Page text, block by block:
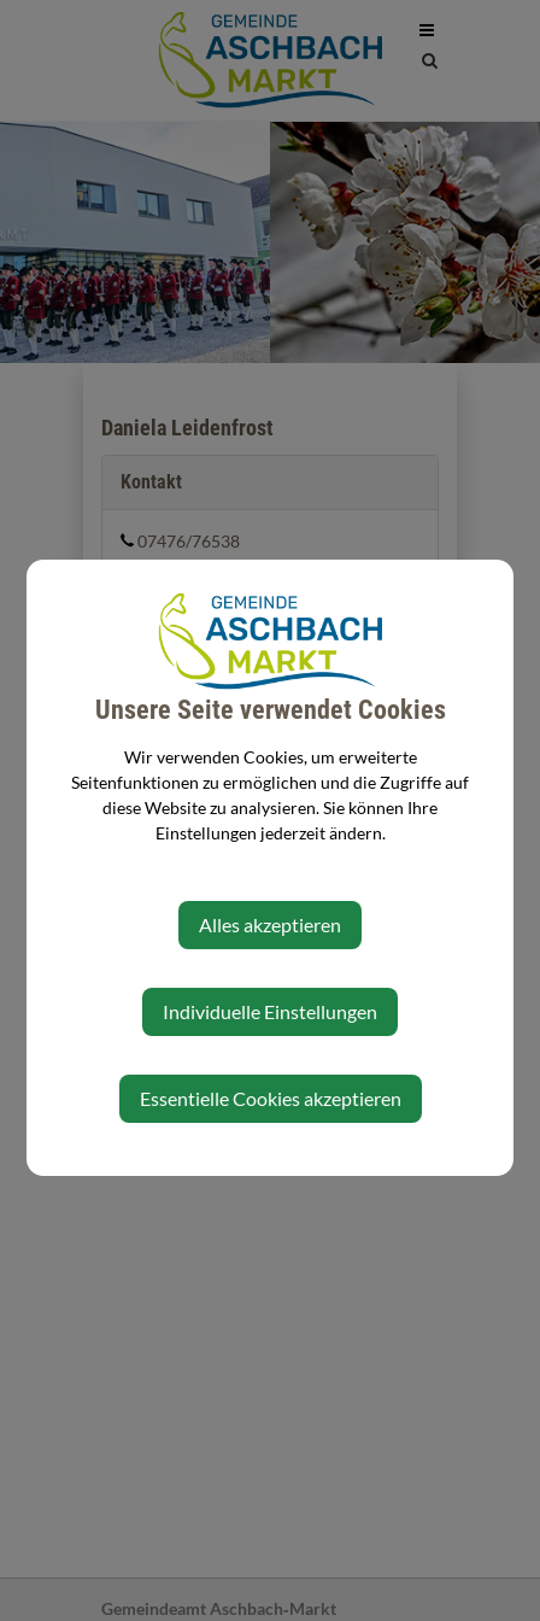
Site
Daniela Leidenfrost
Kontakt
07476/76538
Adresse
Rathausplatz 2
3361 Aschbach-Markt
Zuständigkeit
⇐ zurück
Gemeindeamt Aschbach‐Markt
Unsere Seite verwendet Cookies
Wir verwenden Cookies, um erweiterte
Seitenfunktionen zu ermöglichen und die Zugriffe auf
diese Website zu analysieren. Sie können Ihre
Einstellungen jederzeit ändern.
Alles akzeptieren
Individuelle Einstellungen
Essentielle Cookies akzeptieren